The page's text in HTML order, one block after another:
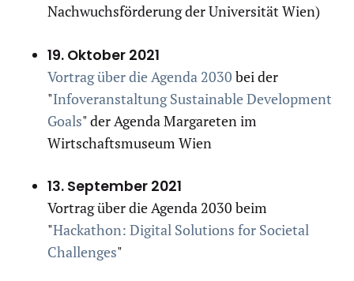
Nachwuchsförderung der Universität Wien)
19. Oktober 2021
Vortrag über die Agenda 2030 bei der
"Infoveranstaltung Sustainable Development
Goals" der Agenda Margareten im
Wirtschaftsmuseum Wien
13. September 2021
Vortrag über die Agenda 2030 beim
"Hackathon: Digital Solutions for Societal
Challenges"